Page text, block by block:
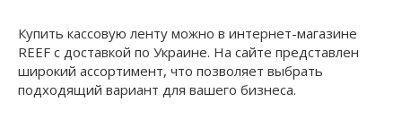
Купить кассовую ленту можно в интернет-магазине
REEF с доставкой по Украине. На сайте представлен
широкий ассортимент, что позволяет выбрать
подходящий вариант для вашего бизнеса.